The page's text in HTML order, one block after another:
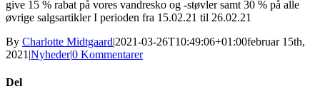
give 15 % rabat på vores vandresko og -støvler samt 30 % på alle
øvrige salgsartikler I perioden fra 15.02.21 til 26.02.21
By Charlotte Midtgaard|2021-03-26T10:49:06+01:00februar 15th,
2021 |Nyheder|0 Kommentarer
Del